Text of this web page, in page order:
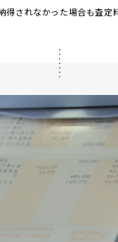
得されなかった場合も査定